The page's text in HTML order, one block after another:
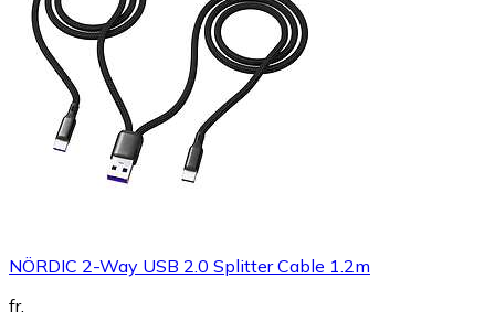
NÖRDIC 2-Way USB 2.0 Splitter Cable 1.2m
fr.